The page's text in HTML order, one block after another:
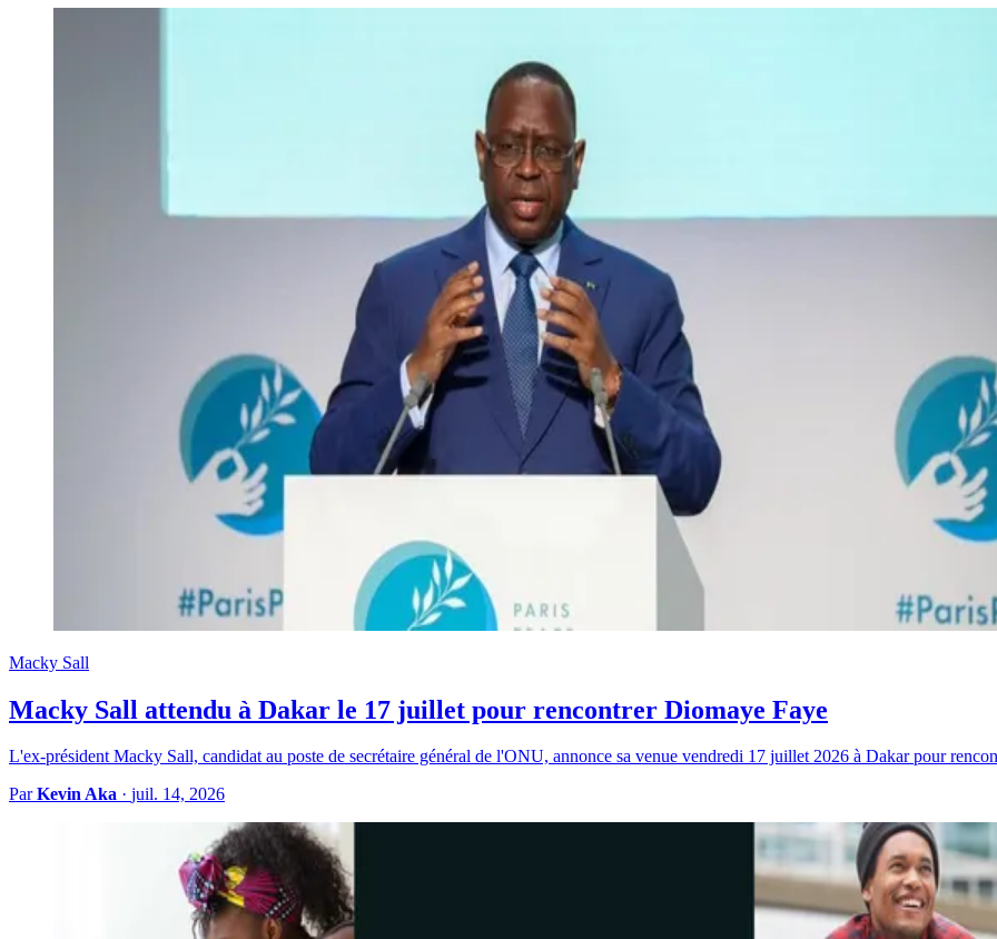
Macky Sall
Macky Sall attendu à Dakar le 17 juillet pour rencontrer Diomaye Faye
L'ex-président Macky Sall, candidat au poste de secrétaire général de l'ONU, annonce sa venue vendredi 17 juillet 2026 à Dakar pour
ParKevin Aka · juil. 14, 2026